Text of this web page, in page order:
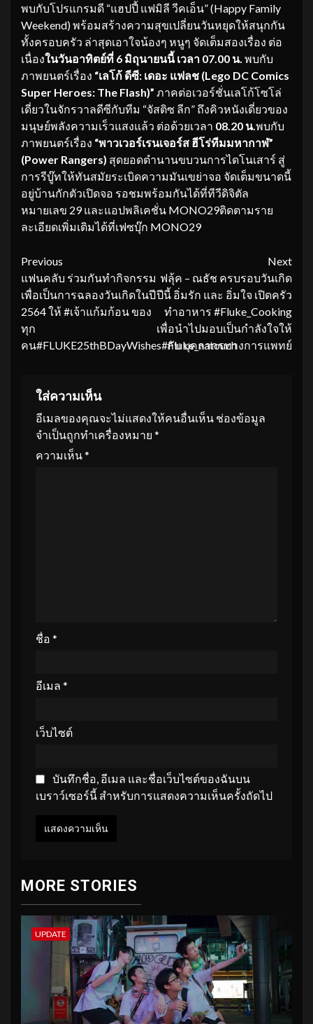
พบกับโปรแกรมดี “แฮปปี้ แฟมิลี วีคเอ็น” (Happy Family
Weekend) พร้อมสร้างความสุขเปลี่ยนวันหยุดให้สนุกกัน
ทั้งครอบครัว ล่าสุดเอาใจน้องๆ หนูๆ จัดเต็มสองเรื่อง ต่อ
เนื่องในวันอาทิตย์ที่ 6 มิถุนายนนี้ เวลา 07.00 น. พบกับ
ภาพยนตร์เรื่อง “เลโก้ ดีซี: เดอะ แฟลช (Lego DC Comics
Super Heroes: The Flash)” ภาคต่อเวอร์ชั่นเลโก้โซโล่
เดี่ยวในจักรวาลดีซีกับทีม “จัสติซ ลีก” ถึงคิวหนังเดี่ยวของ
มนุษย์พลังความเร็วแสงแล้ว ต่อด้วยเวลา 08.20 น.พบกับ
ภาพยนตร์เรื่อง “พาวเวอร์เรนเจอร์ส ฮีโร่ทีมมหากาฬ”
(Power Rangers) สุดยอดตำนานขบวนการไดโนเสาร์ สู่
การรีบู๊ทให้ทันสมัยระเบิดความมันเขย่าจอ จัดเต็มขนาดนี้
อยู่บ้านกักตัวเปิดจอ รอชมพร้อมกันได้ที่ทีวีดิจิตัล
หมายเลข 29 และแอปพลิเคชั่น MONO29ติดตามราย
ละเอียดเพิ่มเติมได้ที่เฟซบุ๊ก MONO29
Continue
Reading
Previous
แฟนคลับ ร่วมกันทำกิจกรรม
เพื่อเป็นการฉลองวันเกิดในปี
2564 ให้ #เจ้าแก้มก้อน ของ
ทุก
คน#FLUKE25thBDayWishes#Fluke_natouch
Next
ฟลุ้ค – ณธัช ครบรอบวันเกิด
ปีนี้ อิ่มรัก และ อิ่มใจ เปิดครัว
ทำอาหาร #Fluke_Cooking
เพื่อนำไปมอบเป็นกำลังใจให้
กับ บุคลากรทางการแพทย์
ใส่ความเห็น
อีเมลของคุณจะไม่แสดงให้คนอื่นเห็น ช่องข้อมูล
จำเป็นถูกทำเครื่องหมาย *
ความเห็น*
ชื่อ *
อีเมล *
เว็บไซต์
บันทึกชื่อ, อีเมล และชื่อเว็บไซต์ของฉันบน
เบราว์เซอร์นี้ สำหรับการแสดงความเห็นครั้งถัดไป
MORE STORIES
UPDATE